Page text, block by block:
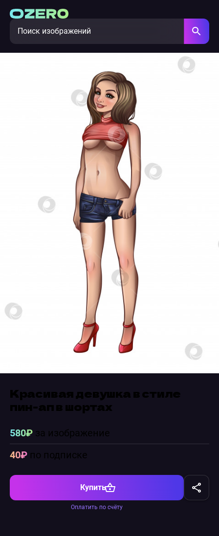
Красивая девушка в стиле
пин-ап в шортах
580₽за изображение
40₽по подписке
Купить
Оплатить по счёту